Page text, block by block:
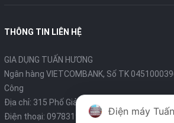
THÔNG TIN LIÊN HỆ
GIA DỤNG TUẤN HƯƠNG
Ngân hàng VIETCOMBANK, Số TK
Công
Địa chỉ: 315 Phố Giảng Võ - Ba Đình - Hà Nội
Điện thoại: 0978319375- Email:Điện máy